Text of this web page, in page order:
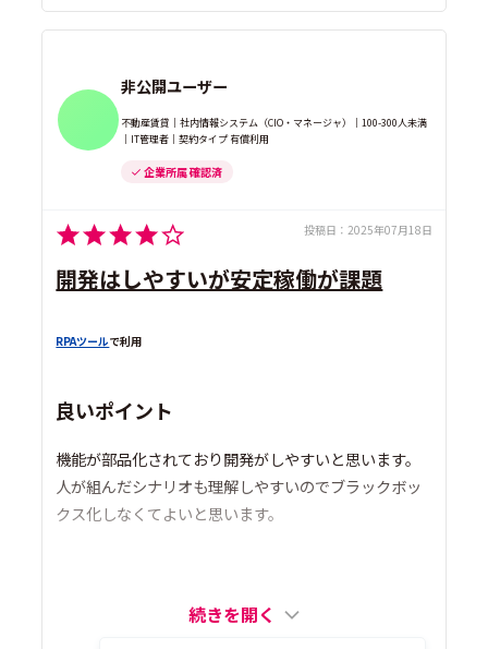
非公開ユーザー
不動産賃貸｜社内情報システム（CIO・マネージャ）｜100-300人未満
｜IT管理者｜契約タイプ 有償利用
企業所属 確認済
投稿日： 2025年07月18日
開発はしやすいが安定稼働が課題
RPAツールで利用
良いポイント
機能が部品化されており開発がしやすいと思います。
人が組んだシナリオも理解しやすいのでブラックボッ
クス化しなくてよいと思います。
続きを開く